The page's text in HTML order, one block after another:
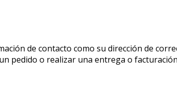
de contacto como su dirección de
pedido o realizar una entrega o